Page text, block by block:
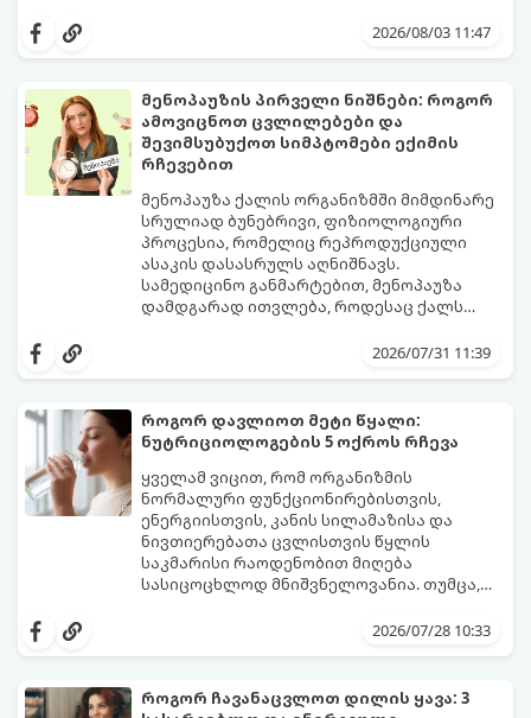
2026/08/03 11:47
მენოპაუზის პირველი ნიშნები: როგორ
ამოვიცნოთ ცვლილებები და
შევიმსუბუქოთ სიმპტომები ექიმის
რჩევებით
მენოპაუზა ქალის ორგანიზმში მიმდინარე
სრულიად ბუნებრივი, ფიზიოლოგიური
პროცესია, რომელიც რეპროდუქციული
ასაკის დასასრულს აღნიშნავს.
სამედიცინო განმარტებით, მენოპაუზა
დამდგარად ითვლება, როდესაც ქალს
ცვლილებები ამ მომენტამდე ბევრად ადრე
საშუალოდ 40-დან 50 წლამდე ასაკში იწყება
და შესაძლოა 4-დან 8 წლამდე
გაგრძელდეს).
იმისათვის, რომ ეს პერიოდი შფოთვის
გარეშე გაიაროთ, მნიშვნელოვანია
იცოდეთ, რა სიგნალებს გზავნის ორგანიზმი
და როგორ შეიმსუბუქოთ მდგომარეობა
მეან-გინეკოლოგებისა და
ნუტრიციოლოგების რეკომენდაციებით.
2026/07/31 11:39
როგორ დავლიოთ მეტი წყალი:
ნუტრიციოლოგების 5 ოქროს რჩევა
ყველამ ვიცით, რომ ორგანიზმის
ნორმალური ფუნქციონირებისთვის,
ენერგიისთვის, კანის სილამაზისა და
ნივთიერებათა ცვლისთვის წყლის
საკმარისი რაოდენობით მიღება
სასიცოცხლოდ მნიშვნელოვანია. თუმცა,
უბრალოდ ჩვევის არქონის გამო, დღის
გამოწვევად რჩება.
დალევა ან მისი გემო მოსაწყენი
დაგეხმარებათ, წყლის სმა
ყოველდღიურ, სასიამოვნო ჩვევად
2026/07/28 10:33
როგორ ჩავანაცვლოთ დილის ყავა: 3